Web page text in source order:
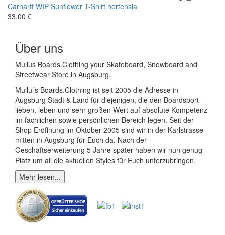
Carhartt WIP Sunflower T-Shirt hortensia
33,00 €
Über uns
Mullus Boards.Clothing your Skateboard, Snowboard and
Streetwear Store in Augsburg.
Mullu´s Boards.Clothing ist seit 2005 die Adresse in
Augsburg Stadt & Land für diejenigen, die den Boardsport
lieben, leben und sehr großen Wert auf absolute Kompetenz
im fachlichen sowie persönlichen Bereich legen. Seit der
Shop Eröffnung im Oktober 2005 sind wir in der Karlstrasse
mitten in Augsburg für Euch da. Nach der
Geschäftserweiterung 5 Jahre später haben wir nun genug
Platz um all die aktuellen Styles für Euch unterzubringen.
Mehr lesen...